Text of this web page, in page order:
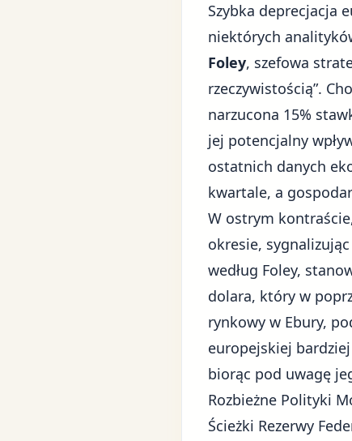
Szybka deprecjacja
niektórych
Foley, szefowa
rzeczywistością”.
narzucona 15%
jej potencjalny
ostatnich danych
kwartale, a
W ostrym
okresie,
według Foley,
dolara, który w
rynkowy w Ebury,
europejskiej
biorąc pod uwagę
Rozbieżne Polityki
Ścieżki Rezerwy